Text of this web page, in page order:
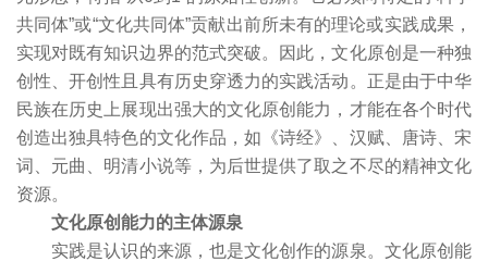
共同体”或“文化共同体”贡献出前所未有的理论或实践成果，
实现对既有知识边界的范式突破。因此，文化原创是一种独
创性、开创性且具有历史穿透力的实践活动。正是由于中华
民族在历史上展现出强大的文化原创能力，才能在各个时代
创造出独具特色的文化作品，如《诗经》、汉赋、唐诗、宋
词、元曲、明清小说等，为后世提供了取之不尽的精神文化
资源。
文化原创能力的主体源泉
实践是认识的来源，也是文化创作的源泉。文化原创能